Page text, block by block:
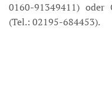
0160-91349411) oder
(Tel.: 02195-684453).